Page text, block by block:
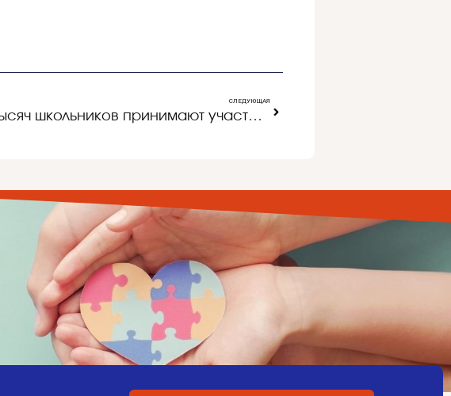
СЛЕДУЮЩАЯ
Свыше 60 тысяч школьников принимают участие в НИКО по ОБЖ